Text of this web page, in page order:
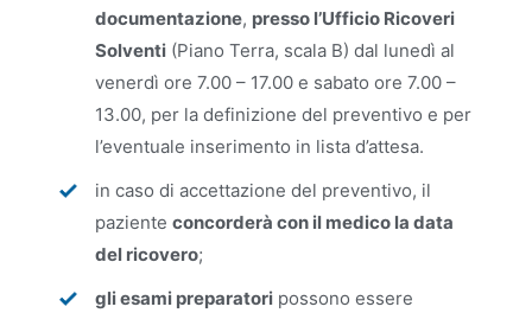
documentazione, presso l’Ufficio Ricoveri
Solventi (Piano Terra, scala B) dal lunedì al
venerdì ore 7.00 – 17.00 e sabato ore 7.00 –
13.00, per la definizione del preventivo e per
l’eventuale inserimento in lista d’attesa.
in caso di accettazione del preventivo, il
paziente concorderà con il medico la data
del ricovero;
gli esami preparatori possono essere